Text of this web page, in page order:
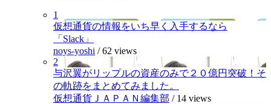
1
仮想通貨の情報をいち早く入手するなら
「Slack」
noys-yoshi /62 views
2
与沢翼がリップルの資産のみで２０億円突破！そ
の軌跡をまとめてみました。
仮想通貨ＪＡＰＡＮ編集部 / 14 views